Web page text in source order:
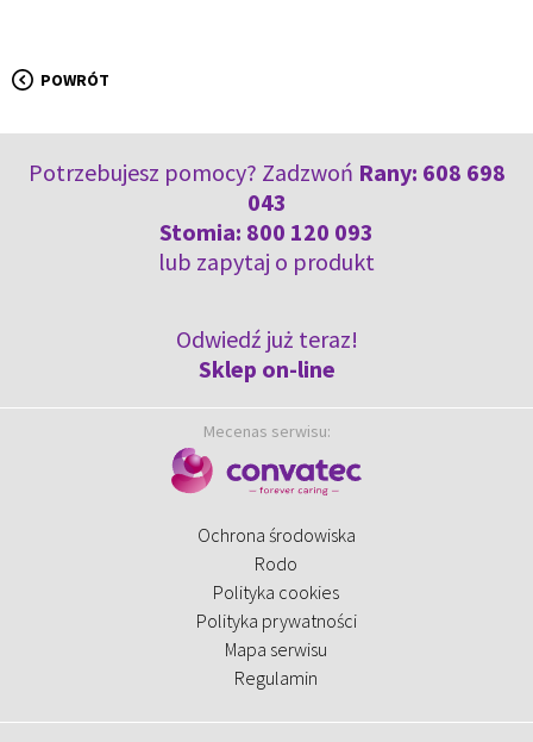
POWRÓT
Potrzebujesz pomocy? Zadzwoń Rany: 608 698
043
Stomia: 800 120 093
lub zapytaj o produkt
Odwiedź już teraz!
Sklep on-line
Mecenas serwisu:
Ochrona środowiska
Rodo
Polityka cookies
Polityka prywatności
Mapa serwisu
Regulamin